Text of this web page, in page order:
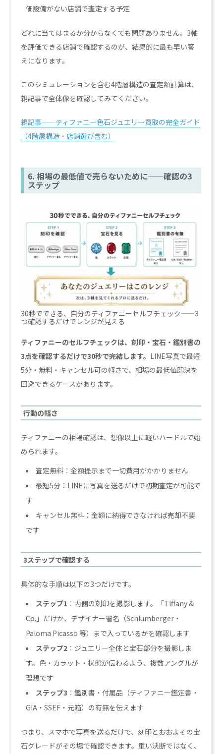
価設備がない店舗で査定する予定
どれに当てはまるか分からなくても問題ありません。3軸
を評価できる店舗で確認するのが、結果的に最も早い答
えになります。
このシミュレーションを含む4階層構造の査定額計算は、
親記事で全体像を確認してみてください。
親記事——ティファニー色石ジュエリー買取の完全ガイド
（4階層構造・店舗選び含む）
6. 相場の最低値で売らないために——確認の3
ステップ
30秒でできる、自分のティファニーセルフチェック——3
つ確認するだけでレンジが見える
ティファニーのセルフチェックは、刻印・宝石・鑑別書の
3点を確認するだけで30秒で完結します。 LINE写真で最短
5分・無料・キャンセル可の軽さで、相場の最低値即決を
回避できるケースがあります。
行動の軽さ
ティファニーの相場確認は、想像以上に軽いハードルで始
められます。
査定無料：金額提示まで一切費用がかかりません
最短5分：LINEに写真を送るだけで初期査定が可能で
す
キャンセル無料：金額に納得できなければ売却不要
です
3ステップで確認する
具体的な手順は以下の3つだけです。
ステップ1 ：内側の刻印を撮影します。「Tiffany &
Co.」だけか、デザイナー署名（Schlumberger・
Paloma Picasso 等）まで入っているかを確認します
ステップ2 ：ジュエリー全体と宝石部分を撮影しま
す。色・カラット・状態が伝わるよう、複数アングルが
理想です
ステップ3 ：鑑別書・付属品（ティファニー鑑定書・
GIA・SSEF・元箱）の有無を伝えます
つまり、スマホで写真を送るだけで、刻印とおおよその宝
石グレードがその場で確認できます。重い決断ではなく、